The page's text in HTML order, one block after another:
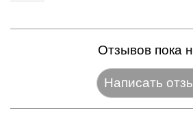
Отзывов пока